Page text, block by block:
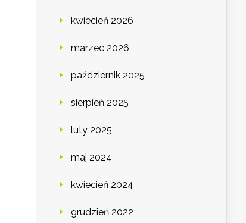
kwiecień 2026
marzec 2026
październik 2025
sierpień 2025
luty 2025
maj 2024
kwiecień 2024
grudzień 2022